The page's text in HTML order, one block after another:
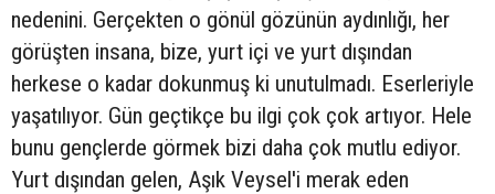
nedenini. Gerçekten o gönül gözünün aydınlığı, her
görüşten insana, bize, yurt içi ve yurt dışından
herkese o kadar dokunmuş ki unutulmadı. Eserleriyle
yaşatılıyor. Gün geçtikçe bu ilgi çok çok artıyor. Hele
bunu gençlerde görmek bizi daha çok mutlu ediyor.
Yurt dışından gelen, Aşık Veysel'i merak eden